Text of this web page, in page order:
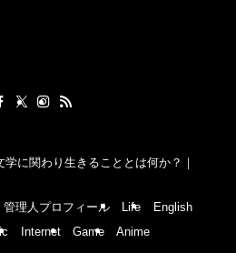
に関わり生きることとは何か？｜
管理人プロフィール Life
English
Internet Game Anime